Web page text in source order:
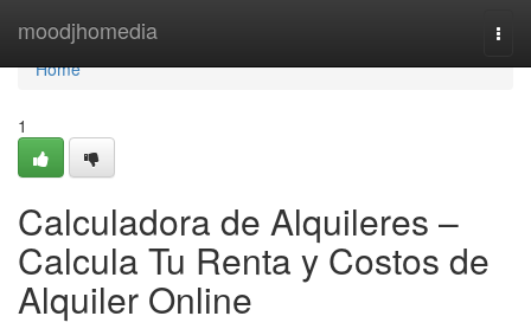
moodjhomedia
Home
Home
1
Calculadora de Alquileres –
Calcula Tu Renta y Costos de
Alquiler Online